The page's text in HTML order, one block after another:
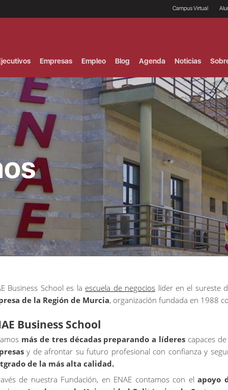
Campus Virtual
Empresas Empleo Blog Agenda Noticias
Business School es la escuela de negocios líderen el sureste
de la Región de Murcia, organización fundada en 1988
Business School
másde tres décadas preparando a líderes capaces
y deafrontar su futuro profesional con confianza y
de la más alta calidad.
de nuestra Fundación, en ENAE contamoscon el apoyo